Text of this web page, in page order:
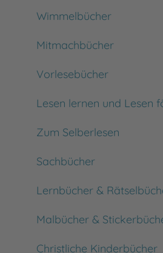
Wimmelbücher
Mitmachbücher
Vorlesebücher
Lesen lernen und Lesen
Zum Selberlesen
Sachbücher
Lernbücher &
Malbücher &
Christliche Kinderbücher